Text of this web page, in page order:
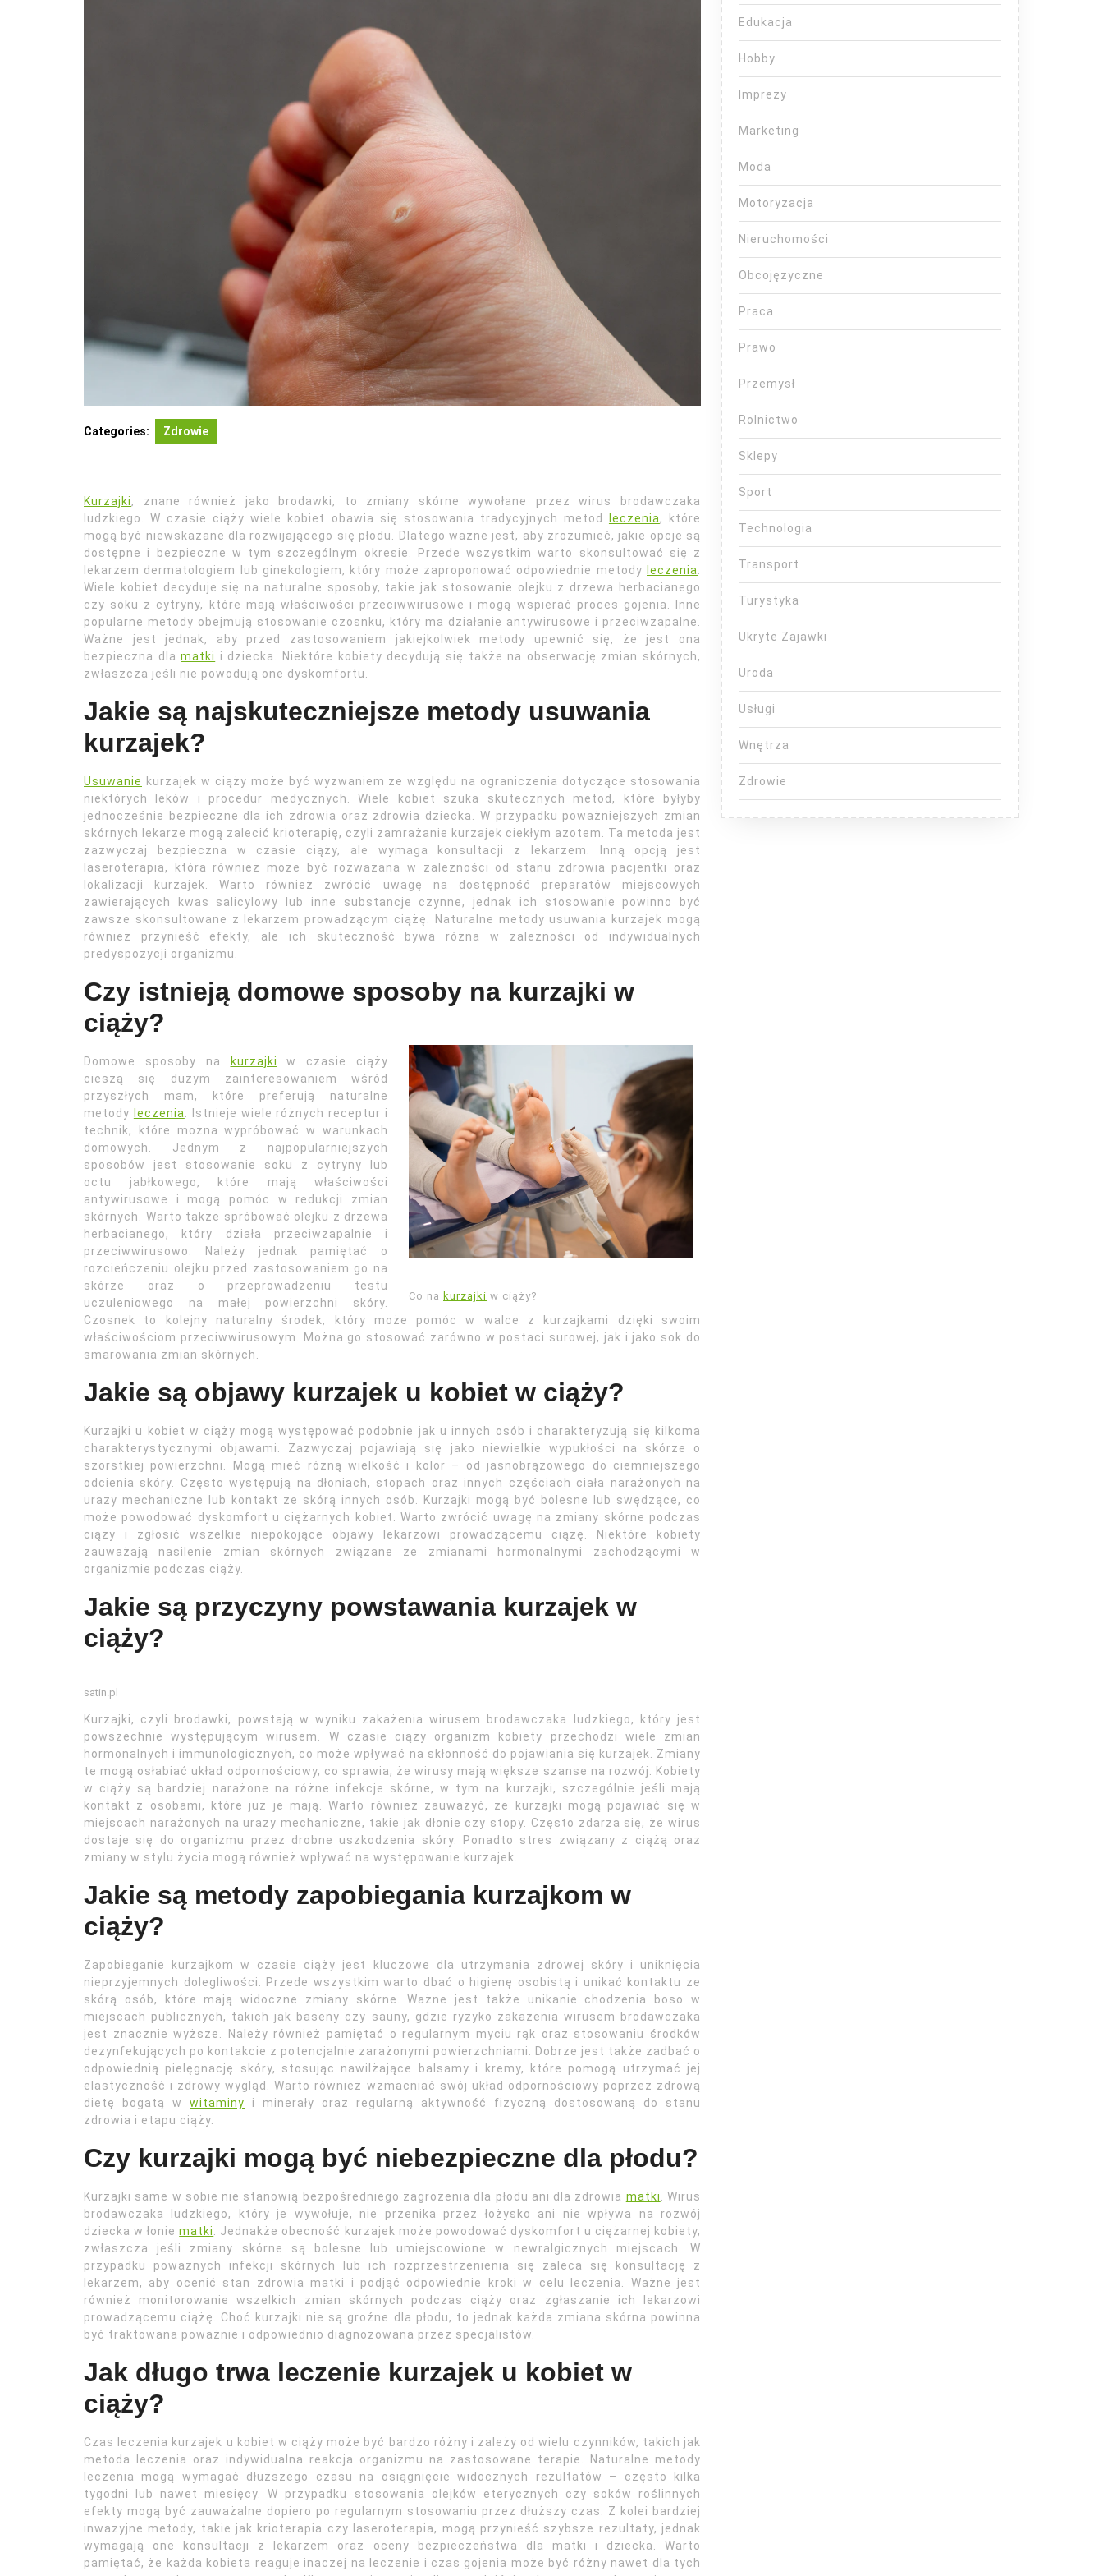
Categories: Zdrowie
Kurzajki, znane również jako brodawki, to zmiany skórne wywołane przez wirus brodawczaka
ludzkiego. W czasie ciąży wiele kobiet obawia się stosowania tradycyjnych metod
leczenia, które
mogą być niewskazane dla rozwijającego się płodu. Dlatego ważne jest, aby zrozumieć, jakie opcje są
dostępne i bezpieczne w tym szczególnym okresie. Przede wszystkim warto skonsultować się z
lekarzem dermatologiem lub ginekologiem, który może zaproponować odpowiednie metody
leczenia.
Wiele kobiet decyduje się na naturalne sposoby, takie jak stosowanie olejku z drzewa herbacianego
czy soku z cytryny, które mają właściwości przeciwwirusowe i mogą wspierać proces gojenia. Inne
popularne metody obejmują stosowanie czosnku, który ma działanie antywirusowe i przeciwzapalne.
Ważne jest jednak, aby przed zastosowaniem jakiejkolwiek metody upewnić się, że jest ona
bezpieczna dlamatki i dziecka. Niektóre kobiety decydują się także na obserwację zmian skórnych,
zwłaszcza jeśli nie powodują one dyskomfortu.
Jakie są najskuteczniejsze metody usuwania
kurzajek?
Usuwanie kurzajek w ciąży może być wyzwaniem ze względu na ograniczenia dotyczące stosowania
niektórych leków i procedur medycznych. Wiele kobiet szuka skutecznych metod, które byłyby
jednocześnie bezpieczne dla ich zdrowia oraz zdrowia dziecka. W przypadku poważniejszych zmian
skórnych lekarze mogą zalecić krioterapię, czyli zamrażanie kurzajek ciekłym azotem. Ta metoda jest
zazwyczaj bezpieczna w czasie ciąży, ale wymaga konsultacji z lekarzem. Inną opcją jest
laseroterapia, która również może być rozważana w zależności od stanu zdrowia pacjentki oraz
lokalizacji kurzajek. Warto również zwrócić uwagę na dostępność preparatów miejscowych
zawierających kwas salicylowy lub inne substancje czynne, jednak ich stosowanie powinno być
zawsze skonsultowane z lekarzem prowadzącym ciążę. Naturalne metody usuwania kurzajek mogą
również przynieść efekty, ale ich skuteczność bywa różna w zależności od indywidualnych
predyspozycji organizmu.
Czy istnieją domowe sposoby na kurzajki w
ciąży?
Co na kurzajki w ciąży?
Domowe sposoby na kurzajki w czasie ciąży
cieszą się dużym zainteresowaniem wśród
przyszłych mam, które preferują naturalne
metody
leczenia. Istnieje wiele różnych receptur i
technik, które można wypróbować w warunkach
domowych. Jednym z najpopularniejszych
sposobów jest stosowanie soku z cytryny lub
octu jabłkowego, które mają właściwości
antywirusowe i mogą pomóc w redukcji zmian
skórnych. Warto także spróbować olejku z drzewa
herbacianego, który działa przeciwzapalnie i
przeciwwirusowo. Należy jednak pamiętać o
rozcieńczeniu olejku przed zastosowaniem go na
skórze oraz o przeprowadzeniu testu
uczuleniowego na małej powierzchni skóry.
Czosnek to kolejny naturalny środek, który może pomóc w walce z kurzajkami dzięki swoim
właściwościom przeciwwirusowym. Można go stosować zarówno w postaci surowej, jak i jako sok do
smarowania zmian skórnych.
Jakie są objawy kurzajek u kobiet w ciąży?
Kurzajki u kobiet w ciąży mogą występować podobnie jak u innych osób i charakteryzują się kilkoma
charakterystycznymi objawami. Zazwyczaj pojawiają się jako niewielkie wypukłości na skórze o
szorstkiej powierzchni. Mogą mieć różną wielkość i kolor – od jasnobrązowego do ciemniejszego
odcienia skóry. Często występują na dłoniach, stopach oraz innych częściach ciała narażonych na
urazy mechaniczne lub kontakt ze skórą innych osób. Kurzajki mogą być bolesne lub swędzące, co
może powodować dyskomfort u ciężarnych kobiet. Warto zwrócić uwagę na zmiany skórne podczas
ciąży i zgłosić wszelkie niepokojące objawy lekarzowi prowadzącemu ciążę. Niektóre kobiety
zauważają nasilenie zmian skórnych związane ze zmianami hormonalnymi zachodzącymi w
organizmie podczas ciąży.
Jakie są przyczyny powstawania kurzajek w
ciąży?
satin.pl
Kurzajki, czyli brodawki, powstają w wyniku zakażenia wirusem brodawczaka ludzkiego, który jest
powszechnie występującym wirusem. W czasie ciąży organizm kobiety przechodzi wiele zmian
hormonalnych i immunologicznych, co może wpływać na skłonność do pojawiania się kurzajek. Zmiany
te mogą osłabiać układ odpornościowy, co sprawia, że wirusy mają większe szanse na rozwój. Kobiety
w ciąży są bardziej narażone na różne infekcje skórne, w tym na kurzajki, szczególnie jeśli mają
kontakt z osobami, które już je mają. Warto również zauważyć, że kurzajki mogą pojawiać się w
miejscach narażonych na urazy mechaniczne, takie jak dłonie czy stopy. Często zdarza się, że wirus
dostaje się do organizmu przez drobne uszkodzenia skóry. Ponadto stres związany z ciążą oraz
zmiany w stylu życia mogą również wpływać na występowanie kurzajek.
Jakie są metody zapobiegania kurzajkom w
ciąży?
Zapobieganie kurzajkom w czasie ciąży jest kluczowe dla utrzymania zdrowej skóry i uniknięcia
nieprzyjemnych dolegliwości. Przede wszystkim warto dbać o higienę osobistą i unikać kontaktu ze
skórą osób, które mają widoczne zmiany skórne. Ważne jest także unikanie chodzenia boso w
miejscach publicznych, takich jak baseny czy sauny, gdzie ryzyko zakażenia wirusem brodawczaka
jest znacznie wyższe. Należy również pamiętać o regularnym myciu rąk oraz stosowaniu środków
dezynfekujących po kontakcie z potencjalnie zarażonymi powierzchniami. Dobrze jest także zadbać o
odpowiednią pielęgnację skóry, stosując nawilżające balsamy i kremy, które pomogą utrzymać jej
elastyczność i zdrowy wygląd. Warto również wzmacniać swój układ odpornościowy poprzez zdrową
dietę bogatą w witaminy i minerały oraz regularną aktywność fizyczną dostosowaną do stanu
zdrowia i etapu ciąży.
Czy kurzajki mogą być niebezpieczne dla płodu?
Kurzajki same w sobie nie stanowią bezpośredniego zagrożenia dla płodu ani dla zdrowia matki. Wirus
brodawczaka ludzkiego, który je wywołuje, nie przenika przez łożysko ani nie wpływa na rozwój
dziecka w łoniematki. Jednakże obecność kurzajek może powodować dyskomfort u ciężarnej kobiety,
zwłaszcza jeśli zmiany skórne są bolesne lub umiejscowione w newralgicznych miejscach. W
przypadku poważnych infekcji skórnych lub ich rozprzestrzenienia się zaleca się konsultację z
lekarzem, aby ocenić stan zdrowia matki i podjąć odpowiednie kroki w celu leczenia. Ważne jest
również monitorowanie wszelkich zmian skórnych podczas ciąży oraz zgłaszanie ich lekarzowi
prowadzącemu ciążę. Choć kurzajki nie są groźne dla płodu, to jednak każda zmiana skórna powinna
być traktowana poważnie i odpowiednio diagnozowana przez specjalistów.
Jak długo trwa leczenie kurzajek u kobiet w
ciąży?
Czas leczenia kurzajek u kobiet w ciąży może być bardzo różny i zależy od wielu czynników, takich jak
metoda leczenia oraz indywidualna reakcja organizmu na zastosowane terapie. Naturalne metody
leczenia mogą wymagać dłuższego czasu na osiągnięcie widocznych rezultatów – często kilka
tygodni lub nawet miesięcy. W przypadku stosowania olejków eterycznych czy soków roślinnych
efekty mogą być zauważalne dopiero po regularnym stosowaniu przez dłuższy czas. Z kolei bardziej
inwazyjne metody, takie jak krioterapia czy laseroterapia, mogą przynieść szybsze rezultaty, jednak
wymagają one konsultacji z lekarzem oraz oceny bezpieczeństwa dla matki i dziecka. Warto
pamiętać, że każda kobieta reaguje inaczej na leczenie i czas gojenia może być różny nawet dla tych
Edukacja
Hobby
Imprezy
Marketing
Moda
Motoryzacja
Nieruchomości
Obcojęzyczne
Praca
Prawo
Przemysł
Rolnictwo
Sklepy
Sport
Technologia
Transport
Turystyka
Ukryte Zajawki
Uroda
Usługi
Wnętrza
Zdrowie